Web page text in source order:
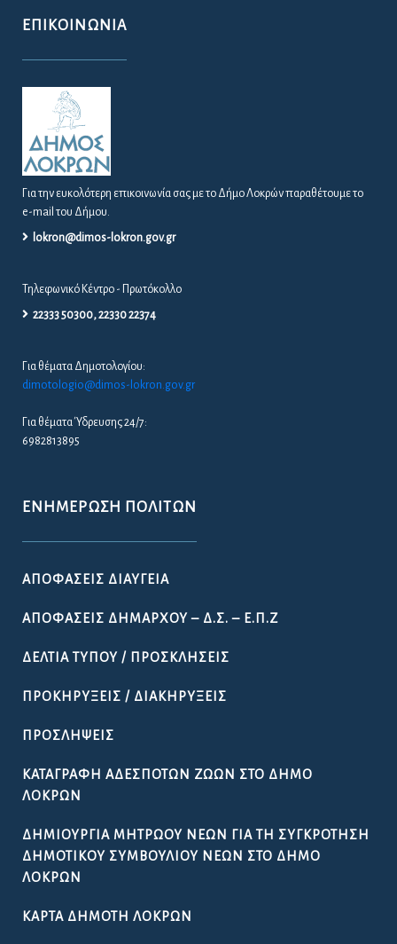
ΕΠΙΚΟΙΝΩΝΊΑ
Για την ευκολότερη επικοινωνία σας με το Δήμο Λοκρών παραθέτουμε το
e-mail του Δήμου.
lokron@dimos-lokron.gov.gr
Τηλεφωνικό Κέντρο - Πρωτόκολλο
22333 50300, 22330 22374
Για θέματα Δημοτολογίου:
dimotologio@dimos-lokron.gov.gr
Για θέματα Ύδρευσης 24/7:
6982813895
ΕΝΗΜΈΡΩΣΗ ΠΟΛΙΤΏΝ
ΑΠΟΦΆΣΕΙΣ ΔΙΑΎΓΕΙΑ
ΑΠΟΦΆΣΕΙΣ ΔΗΜΆΡΧΟΥ – Δ.Σ. – Ε.Π.Ζ
ΔΕΛΤΊΑ ΤΎΠΟΥ / ΠΡΟΣΚΛΉΣΕΙΣ
ΠΡΟΚΗΡΎΞΕΙΣ / ΔΙΑΚΗΡΎΞΕΙΣ
ΠΡΟΣΛΉΨΕΙΣ
ΚΑΤΑΓΡΑΦΉ ΑΔΈΣΠΟΤΩΝ ΖΏΩΝ ΣΤΟ ΔΉΜΟ
ΛΟΚΡΏΝ
ΔΗΜΙΟΥΡΓΊΑ ΜΗΤΡΏΟΥ ΝΈΩΝ ΓΙΑ ΤΗ ΣΥΓΚΡΌΤΗΣΗ
ΔΗΜΟΤΙΚΟΎ ΣΥΜΒΟΥΛΊΟΥ ΝΈΩΝ ΣΤΟ ΔΉΜΟ
ΛΟΚΡΏΝ
ΚΆΡΤΑ ΔΗΜΌΤΗ ΛΟΚΡΏΝ